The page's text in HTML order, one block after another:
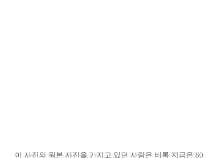
이 사진의 원본 사진을 가지고 있던 사람은 비록 지금은 80